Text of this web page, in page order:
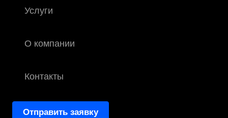
Услуги
О компании
Контакты
Отправить заявку